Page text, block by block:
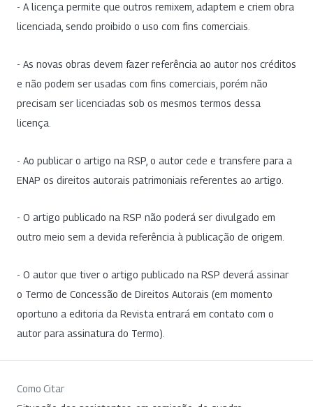
- A licença permite que outros remixem, adaptem e criem obra
licenciada, sendo proibido o uso com fins comerciais.
- As novas obras devem fazer referência ao autor nos créditos
e não podem ser usadas com fins comerciais, porém não
precisam ser licenciadas sob os mesmos termos dessa
licença.
- Ao publicar o artigo na RSP, o autor cede e transfere para a
ENAP os direitos autorais patrimoniais referentes ao artigo.
- O artigo publicado na RSP não poderá ser divulgado em
outro meio sem a devida referência à publicação de origem.
- O autor que tiver o artigo publicado na RSP deverá assinar
o Termo de Concessão de Direitos Autorais (em momento
oportuno a editoria da Revista entrará em contato com o
autor para assinatura do Termo).
Como Citar